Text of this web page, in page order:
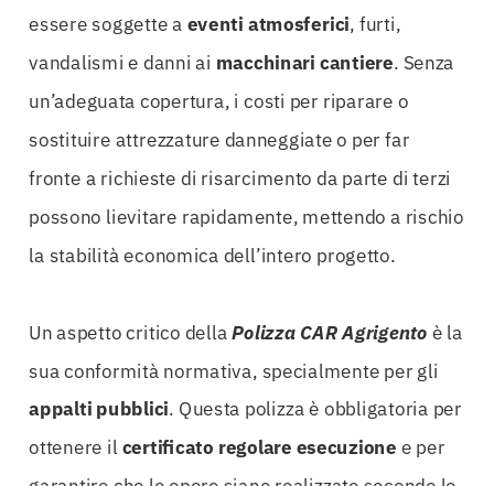
essere soggette a eventi atmosferici, furti,
vandalismi e danni ai macchinari cantiere. Senza
un’adeguata copertura, i costi per riparare o
sostituire attrezzature danneggiate o per far
fronte a richieste di risarcimento da parte di terzi
possono lievitare rapidamente, mettendo a rischio
la stabilità economica dell’intero progetto.
Un aspetto critico dellaPolizza CAR Agrigento è la
sua conformità normativa, specialmente per gli
appalti pubblici. Questa polizza è obbligatoria per
ottenere il certificato regolare esecuzione e per